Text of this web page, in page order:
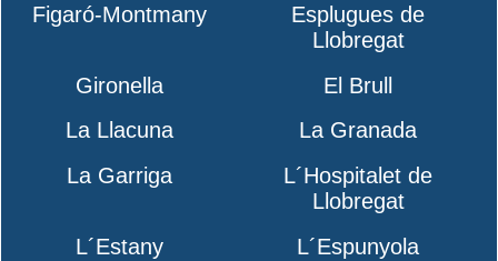
Figaró-Montmany
Esplugues de
Llobregat
Gironella
El Brull
La Llacuna
La Granada
La Garriga
L´Hospitalet de
Llobregat
L´Estany
L´Espunyola